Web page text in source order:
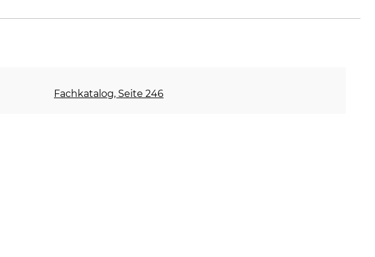
Fachkatalog, Seite 246